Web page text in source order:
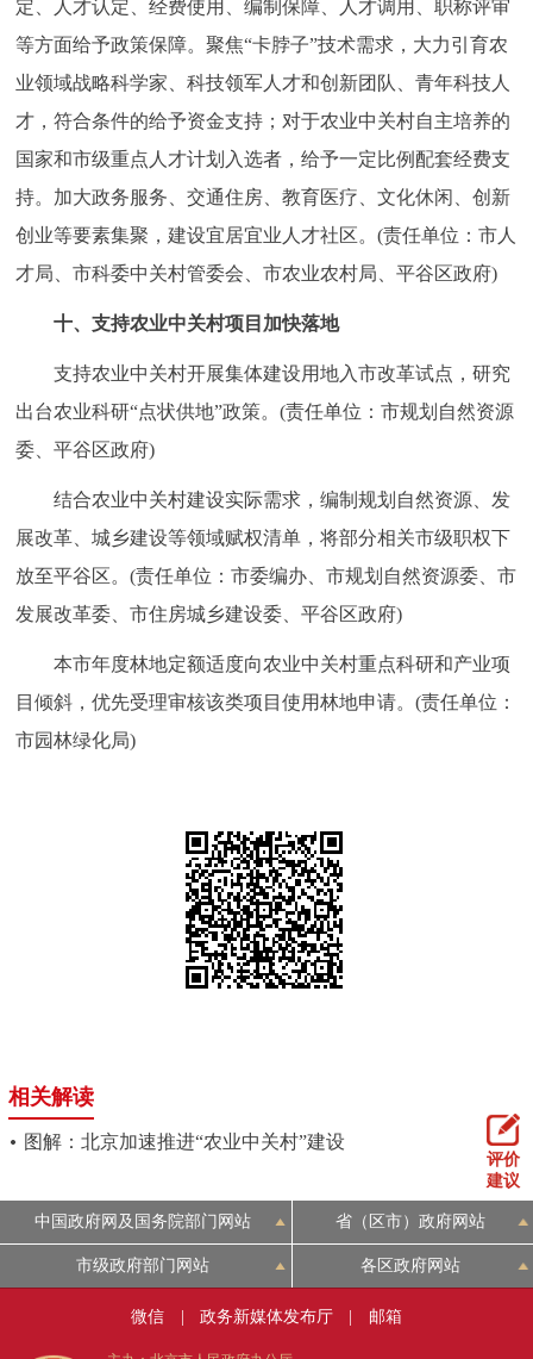
定、人才认定、经费使用、编制保障、人才调用、职称评审
等方面给予政策保障。聚焦“卡脖子”技术需求，大力引育农
业领域战略科学家、科技领军人才和创新团队、青年科技人
才，符合条件的给予资金支持；对于农业中关村自主培养的
国家和市级重点人才计划入选者，给予一定比例配套经费支
持。加大政务服务、交通住房、教育医疗、文化休闲、创新
创业等要素集聚，建设宜居宜业人才社区。(责任单位：市人
才局、市科委中关村管委会、市农业农村局、平谷区政府)
十、支持农业中关村项目加快落地
支持农业中关村开展集体建设用地入市改革试点，研究
出台农业科研“点状供地”政策。(责任单位：市规划自然资源
委、平谷区政府)
结合农业中关村建设实际需求，编制规划自然资源、发
展改革、城乡建设等领域赋权清单，将部分相关市级职权下
放至平谷区。(责任单位：市委编办、市规划自然资源委、市
发展改革委、市住房城乡建设委、平谷区政府)
本市年度林地定额适度向农业中关村重点科研和产业项
目倾斜，优先受理审核该类项目使用林地申请。(责任单位：
市园林绿化局)
相关解读
图解：北京加速推进“农业中关村”建设
评价
建议
中国政府网及国务院部门网站 省（区市）政府网站
市级政府部门网站 各区政府网站
微信 政务新媒体发布厅 邮箱